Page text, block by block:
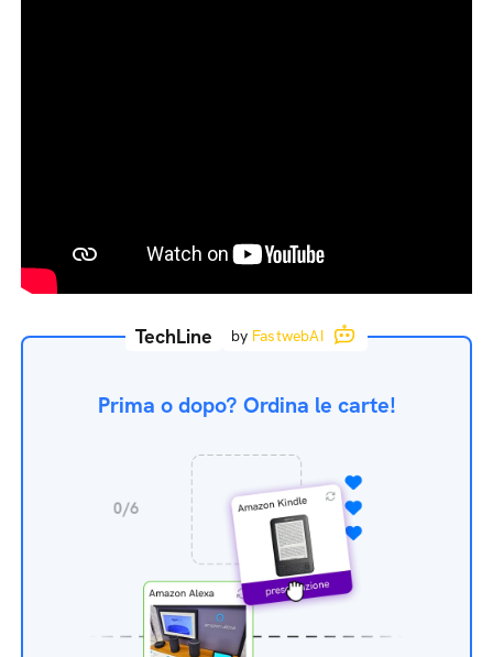
TechLine by FastwebAI
Prima o dopo? Ordina le carte!